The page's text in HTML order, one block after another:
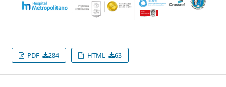
PDF 284 HTML 63